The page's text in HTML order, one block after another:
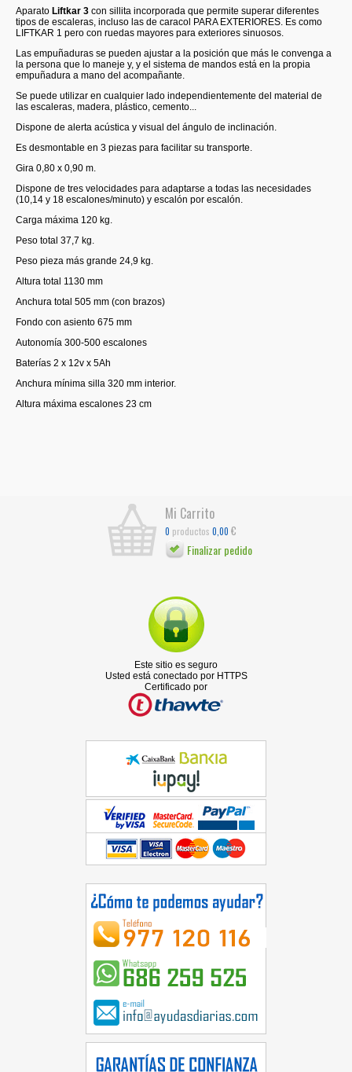
Aparato Liftkar 3 con sillita incorporada que permite superar diferentes
tipos de escaleras, incluso las de caracol PARA EXTERIORES. Es como
LIFTKAR 1 pero con ruedas mayores para exteriores sinuosos.
Las empuñaduras se pueden ajustar a la posición que más le convenga a
la persona que lo maneje y, y el sistema de mandos está en la propia
empuñadura a mano del acompañante.
Se puede utilizar en cualquier lado independientemente del material de
las escaleras, madera, plástico, cemento...
Dispone de alerta acústica y visual del ángulo de inclinación.
Es desmontable en 3 piezas para facilitar su transporte.
Gira 0,80 x 0,90 m.
Dispone de tres velocidades para adaptarse a todas las necesidades
(10,14 y 18 escalones/minuto) y escalón por escalón.
Carga máxima 120 kg.
Peso total 37,7 kg.
Peso pieza más grande 24,9 kg.
Altura total 1130 mm
Anchura total 505 mm (con brazos)
Fondo con asiento 675 mm
Autonomía 300-500 escalones
Baterías 2 x 12v x 5Ah
Anchura mínima silla 320 mm interior.
Altura máxima escalones 23 cm
Mi Carrito
0 productos 0,00 €
Finalizar pedido
Este sitio es seguro
Usted está conectado por HTTPS
Certificado por